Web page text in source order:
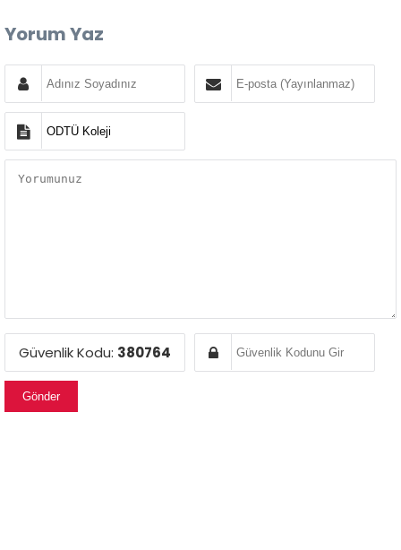
Yorum Yaz
Güvenlik Kodu: 380764